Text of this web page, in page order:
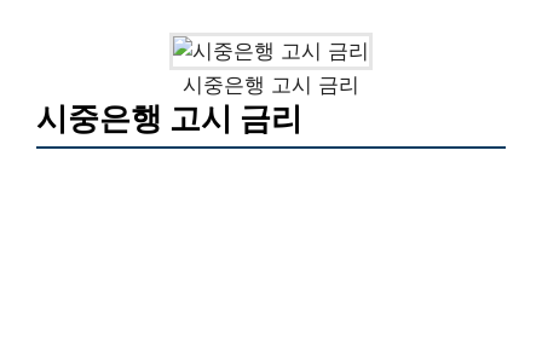
시중은행 고시 금리
시중은행 고시 금리